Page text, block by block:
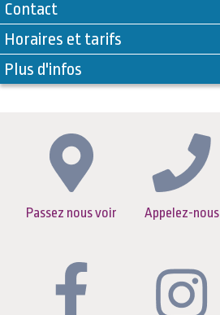
Contact
Horaires et tarifs
Plus d'infos
Passez nous voir Appelez-nous